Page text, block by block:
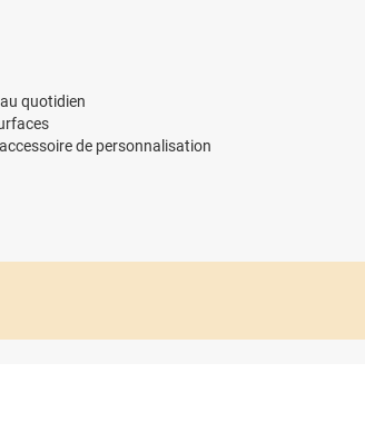
quotidien
de personnalisation